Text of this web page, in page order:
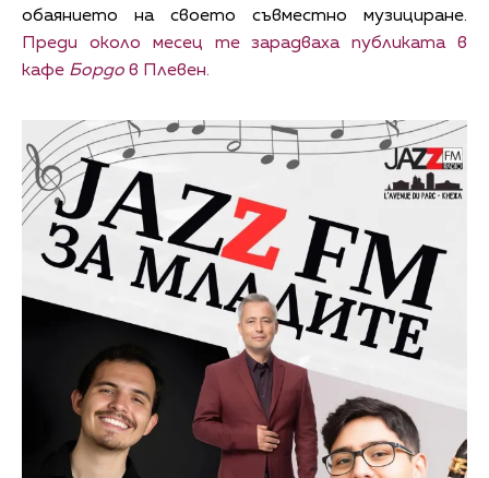
обаянието на своето съвместно музициране.
Преди около месец те зарадваха публиката в
кафе Бордо в Плевен.